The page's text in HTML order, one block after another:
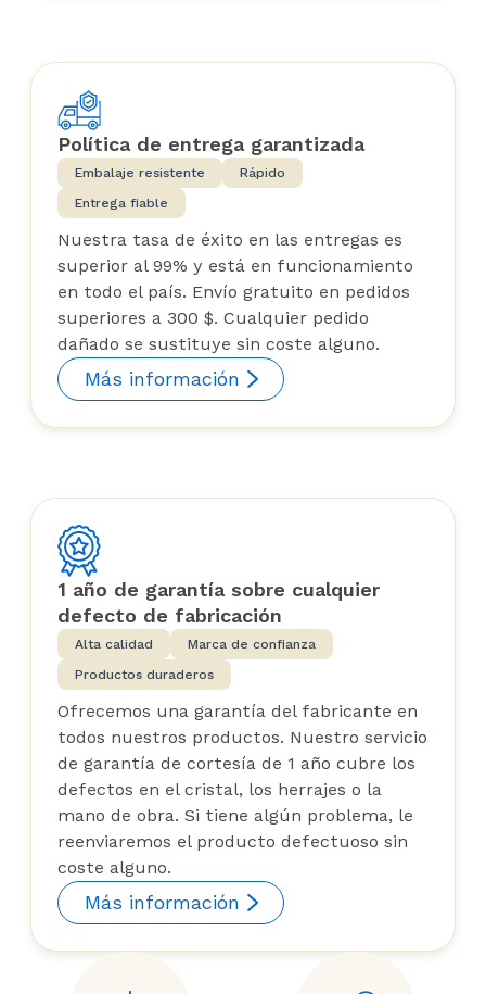
Política de entrega garantizada
Embalaje resistente
Rápido
Entrega fiable
Nuestra tasa de éxito en las entregas es
superior al 99% y está en funcionamiento
en todo el país. Envío gratuito en pedidos
superiores a 300 $. Cualquier pedido
dañado se sustituye sin coste alguno.
Más información
1 año de garantía sobre cualquier
defecto de fabricación
Alta calidad
Marca de confianza
Productos duraderos
Ofrecemos una garantía del fabricante en
todos nuestros productos. Nuestro servicio
de garantía de cortesía de 1 año cubre los
defectos en el cristal, los herrajes o la
mano de obra. Si tiene algún problema, le
reenviaremos el producto defectuoso sin
coste alguno.
Más información